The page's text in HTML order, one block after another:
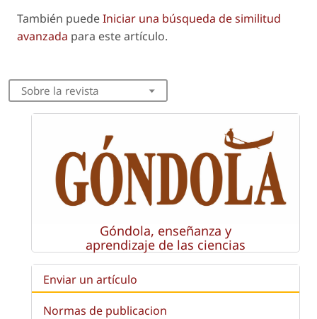
También puedeIniciar una búsqueda de similitud
avanzada para este artículo.
Sobre la revista
Góndola, enseñanza y
aprendizaje de las ciencias
Enviar un artículo
Normas de publicacion